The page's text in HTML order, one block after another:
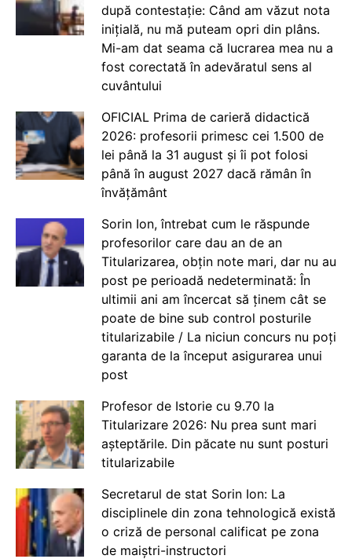
după contestație: Când am văzut nota
inițială, nu mă puteam opri din plâns.
Mi-am dat seama că lucrarea mea nu a
fost corectată în adevăratul sens al
cuvântului
OFICIAL Prima de carieră didactică
2026: profesorii primesc cei 1.500 de
lei până la 31 august și îi pot folosi
până în august 2027 dacă rămân în
învățământ
Sorin Ion, întrebat cum le răspunde
profesorilor care dau an de an
Titularizarea, obțin note mari, dar nu au
post pe perioadă nedeterminată: În
ultimii ani am încercat să ținem cât se
poate de bine sub control posturile
titularizabile / La niciun concurs nu poți
garanta de la început asigurarea unui
post
Profesor de Istorie cu 9.70 la
Titularizare 2026: Nu prea sunt mari
așteptările. Din păcate nu sunt posturi
titularizabile
Secretarul de stat Sorin Ion: La
disciplinele din zona tehnologică există
o criză de personal calificat pe zona
de maiștri-instructori